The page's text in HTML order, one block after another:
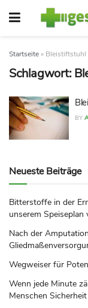
Startseite » Bleistiftstuhl
Schlagwort:
BY
Neueste Beiträge
Bitterstoffe in der
unserem
Nach der
Wegweiser für
Wenn jede Minute
Menschen